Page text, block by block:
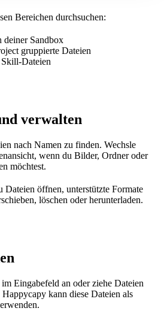
Bereichen durchsuchen:
Sandbox
gruppierte Dateien
Dateien
verwalten
nach Namen zu finden. Wechsle
wenn du Bilder, Ordner oder
möchtest.
Dateien öffnen, unterstützte Formate
löschen oder herunterladen.
im Eingabefeld an oder ziehe Dateien
kann diese Dateien als